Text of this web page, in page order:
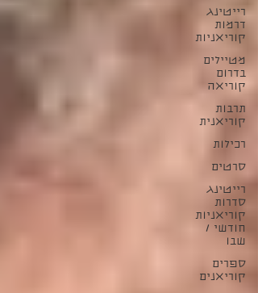
רייטינג
דרמות
קוריאניות
מטיילים
בדרום
קוריאה
תרבות
קוריאנית
רכילות
סרטים
רייטינג
סדרות
קוריאניות
חודשי /
שבו
ספרים
קוריאנים